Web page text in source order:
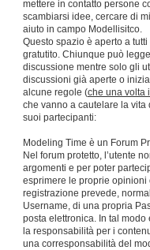
mettere in contatto persone
scambiarsi idee, cercare di
aiuto in campo Modellisitco.
Questo spazio è aperto a
gratutito. Chiunque può
discussione mentre solo gli
discussioni già aperte o
alcune regole (che una volta
che vanno a cautelare la
suoi partecipanti:
Modeling Time è un Forum
Nel forum protetto, l’utente
argomenti e per poter
esprimere le proprie opinioni
registrazione prevede,
Username, di una propria
posta elettronica. In tal
la responsabilità per i
una corresponsabilità del